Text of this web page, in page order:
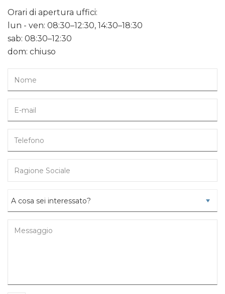
Orari di apertura uffici:
lun - ven: 08:30–12:30, 14:30–18:30
sab: 08:30–12:30
dom: chiuso